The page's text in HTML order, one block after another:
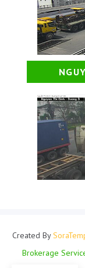
Created By
Brokerage